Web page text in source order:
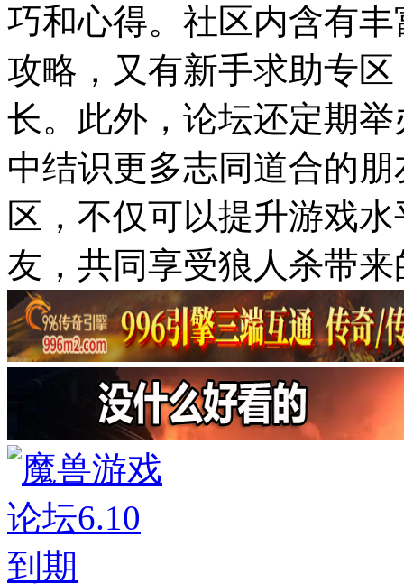
巧和心得。社区内含有
攻略，又有新手求助专
长。此外，论坛还定期
中结识更多志同道合的
区，不仅可以提升游戏
友，共同享受狼人杀带